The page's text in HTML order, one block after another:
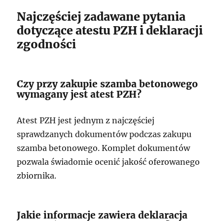
Najczęściej zadawane pytania
dotyczące atestu PZH i deklaracji
zgodności
Czy przy zakupie szamba betonowego
wymagany jest atest PZH?
Atest PZH jest jednym z najczęściej
sprawdzanych dokumentów podczas zakupu
szamba betonowego. Komplet dokumentów
pozwala świadomie ocenić jakość oferowanego
zbiornika.
Jakie informacje zawiera deklaracja